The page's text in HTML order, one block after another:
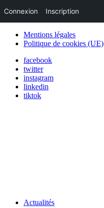
Mentions légales
Politique de cookies (UE)
facebook
twitter
instagram
linkedin
tiktok
Actualités
Connexion Inscription